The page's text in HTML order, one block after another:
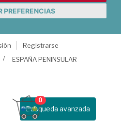
PREFERENCIAS
Registrarse
ESPAÑA PENINSULAR
Busqueda avanzada
0